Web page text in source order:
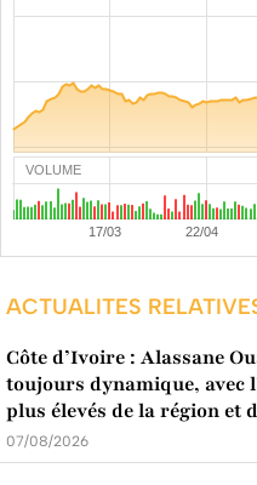
VOLUME
ACTUALITES
Côte d’Ivoire : Alassane
toujours dynamique, avec
plus élevés de la région et
07/08/2026